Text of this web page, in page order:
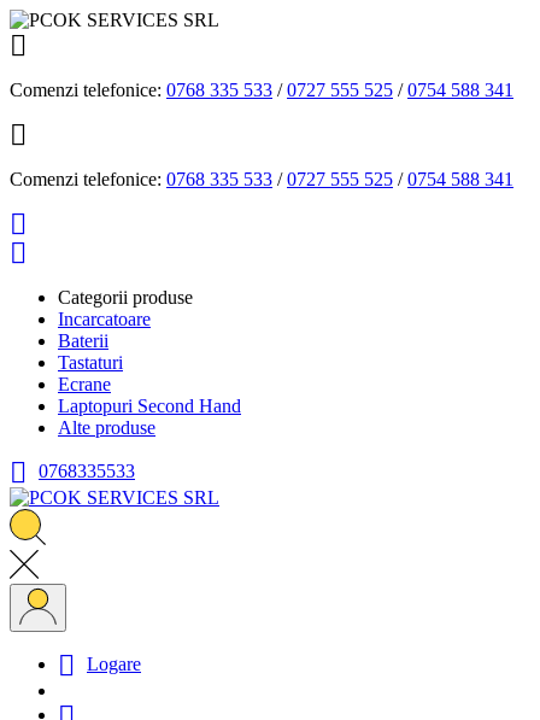

Comenzi telefonice: 0768 335 533 /0727 555 525 /0754 588 341

Comenzi telefonice: 0768 335 533 /0727 555 525 /0754 588 341


Categorii produse
Incarcatoare
Baterii
Tastaturi
Ecrane
Laptopuri Second Hand
Alte produse
 0768335533
 Logare